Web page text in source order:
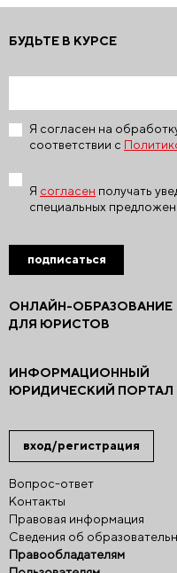
вход/регистрация
Вопрос-ответ
Контакты
Правовая информация
Сведения об
Правообладателям
ОНЛАЙН-ОБРАЗОВАНИЕ
ДЛЯ ЮРИСТОВ
ИНФОРМАЦИОННЫЙ
ЮРИДИЧЕСКИЙ ПОРТАЛ
БУДЬТЕ В КУРСЕ
Я согласен на
соответствии с
Я согласен получать
специальных
подписаться